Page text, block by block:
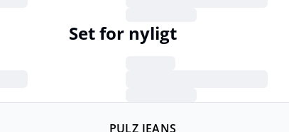
Set for nyligt
PULZ JEANS